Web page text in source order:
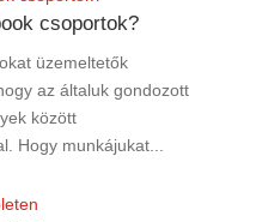
csoportok?
üzemeltetők
az általuk gondozott
között
Hogy munkájukat...